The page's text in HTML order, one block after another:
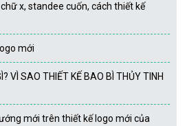
x, standee cuốn, cách thiết kế
mới
VÌ SAO THIẾT KẾ BAO BÌ THỦY TINH
mới trên thiết kế logo mới của